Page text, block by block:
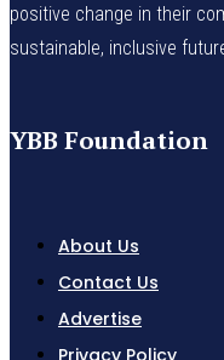
positive change in their
sustainable, inclusive
YBB Foundation
About Us
Contact Us
Advertise
Privacy Policy